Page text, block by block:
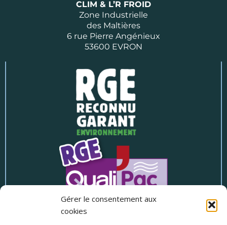
Gérer le consentement aux
cookies
CLIM & L’R FROID
Zone Industrielle
des Maltières
6 rue Pierre Angénieux
53600 EVRON